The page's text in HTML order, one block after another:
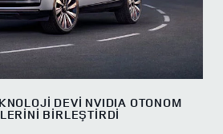
DEVİ NVIDIA OTONOM
BİRLEŞTİRDİ